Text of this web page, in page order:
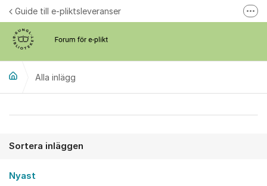
Hoppa till innehåll
Guide till e-pliktsleveranser
Alla inlägg
Sortera inläggen
Nyast